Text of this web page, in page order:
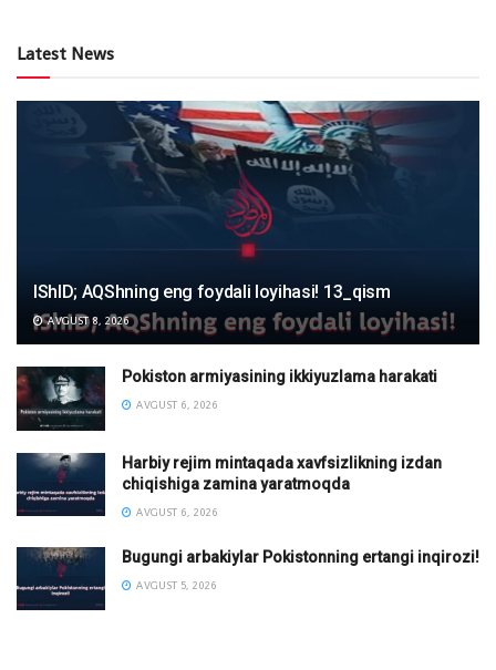
Latest News
IShID; AQShning eng foydali loyihasi! 13_qism
AVGUST 8, 2026
Pokiston armiyasining ikkiyuzlama harakati
AVGUST 6, 2026
Harbiy rejim mintaqada xavfsizlikning izdan
chiqishiga zamina yaratmoqda
AVGUST 6, 2026
Bugungi arbakiylar Pokistonning ertangi inqirozi!
AVGUST 5, 2026